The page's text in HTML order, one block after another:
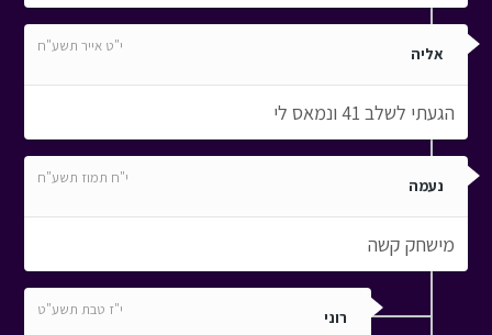
אליה י"ט אייר תשע"ח
הגעתי לשלב 41 ונמאס לי
נעמה י"ח תמוז תשע"ח
מישחק קשה
רוני י"ז טבת תשע"ט